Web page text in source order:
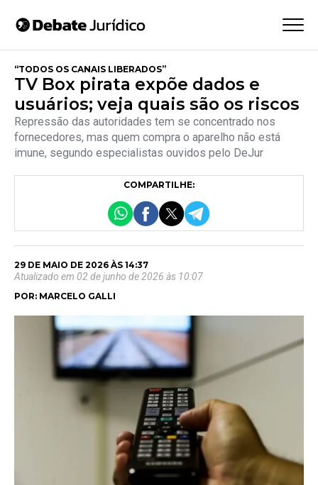
“TODOS OS CANAIS LIBERADOS”
TV Box pirata expõe dados e
usuários; veja quais são os riscos
Repressão das autoridades tem se concentrado nos
fornecedores, mas quem compra o aparelho não está
imune, segundo especialistas ouvidos pelo DeJur
COMPARTILHE:
29 DE MAIO DE 2026 ÀS 14:37
Atualizado em 02 de junho de 2026 às 10:07
POR: MARCELO GALLI